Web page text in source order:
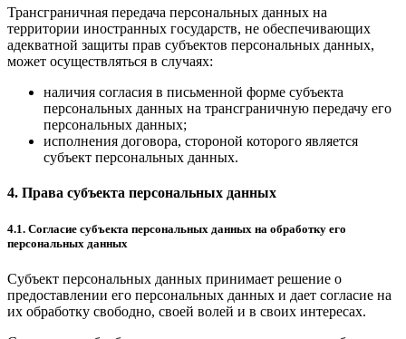
Трансграничная передача персональных данных на
территории иностранных государств, не обеспечивающих
адекватной защиты прав субъектов персональных данных,
может осуществляться в случаях:
наличия согласия в письменной форме субъекта
персональных данных на трансграничную передачу его
персональных данных;
исполнения договора, стороной которого является
субъект персональных данных.
4. Права субъекта персональных данных
4.1. Согласие субъекта персональных данных на обработку его
персональных данных
Субъект персональных данных принимает решение о
предоставлении его персональных данных и дает согласие на
их обработку свободно, своей волей и в своих интересах.